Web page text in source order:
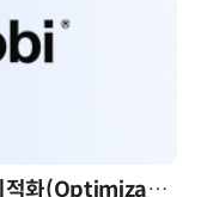
AI 시대의 의사결정을 바꾸는 수리최적화(Optimization): 실제 산업 적용 사례와 활용 전략 AI 핀옵스